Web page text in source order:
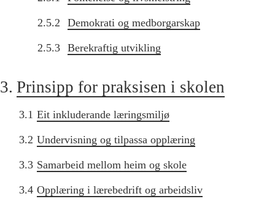
2.5.2 Demokrati og medborgarskap
2.5.3 Berekraftig utvikling
3. Prinsipp for praksisen i skolen
3.1 Eit inkluderande læringsmiljø
3.2 Undervisning og tilpassa opplæring
3.3 Samarbeid mellom heim og skole
3.4 Opplæring i lærebedrift og arbeidsliv